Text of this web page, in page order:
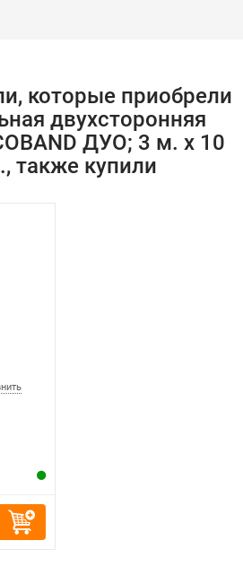
которые приобрели
двухсторонняя
ДУО; 3 м. х 10
также купили